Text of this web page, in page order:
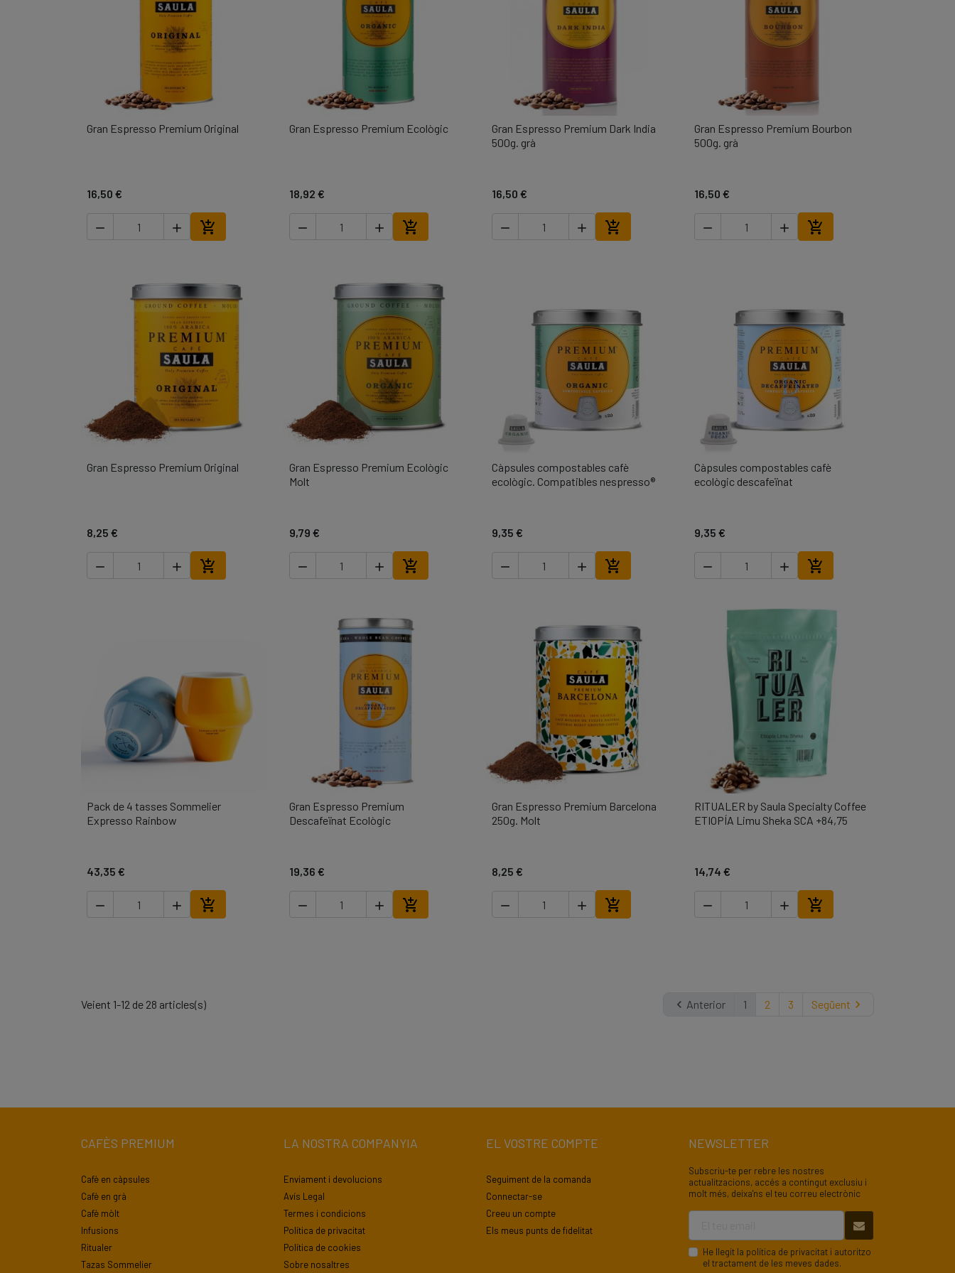
 Vista ràpida
Gran Espresso Premium Original
16,50 €
  
Afegir a la cistella
 Vista ràpida
Gran Espresso Premium Ecològic
18,92 €
  
Afegir a la cistella
 Vista ràpida
Gran Espresso Premium Dark India
500g. grà
16,50 €
  
Afegir a la cistella
 Vista ràpida
Gran Espresso Premium Bourbon
500g. grà
16,50 €
  
Afegir a la cistella
 Vista ràpida
Gran Espresso Premium Original
8,25 €
  
Afegir a la cistella
 Vista ràpida
Gran Espresso Premium Ecològic
Molt
9,79 €
  
Afegir a la cistella
 Vista ràpida
Càpsules compostables cafè
ecològic. Compatibles nespresso®
9,35 €
  
Afegir a la cistella
 Vista ràpida
Càpsules compostables cafè
ecològic descafeïnat
9,35 €
  
Afegir a la cistella
 Vista ràpida
Pack de 4 tasses Sommelier
Expresso Rainbow
43,35 €
  
Afegir a la cistella
 Vista ràpida
Gran Espresso Premium
Descafeïnat Ecològic
19,36 €
  
Afegir a la cistella
 Vista ràpida
Gran Espresso Premium Barcelona
250g. Molt
8,25 €
  
Afegir a la cistella
 Vista ràpida
RITUALER by Saula Specialty Coffee
ETIOPÍA Limu Sheka SCA +84,75
14,74 €
  
Afegir a la cistella
Veient 1-12 de 28 articles(s)  Anterior 1 2 3 Següent 
CAFÈS PREMIUM
Cafè en càpsules
Cafè en grà
Cafè mòlt
Infusions
Ritualer
Tazas Sommelier
LA NOSTRA COMPANYIA
Enviament i devolucions
Avís Legal
Termes i condicions
Política de privacitat
Política de cookies
Sobre nosaltres
EL VOSTRE COMPTE
Seguiment de la comanda
Connectar-se
Creeu un compte
Els meus punts de fidelitat
NEWSLETTER
Subscriu-te per rebre les nostres
actualitzacions, accés a contingut exclusiu i
molt més, deixa'ns el teu correu electrònic
He llegit la política de privacitati autoritzo
el tractament de les meves dades.